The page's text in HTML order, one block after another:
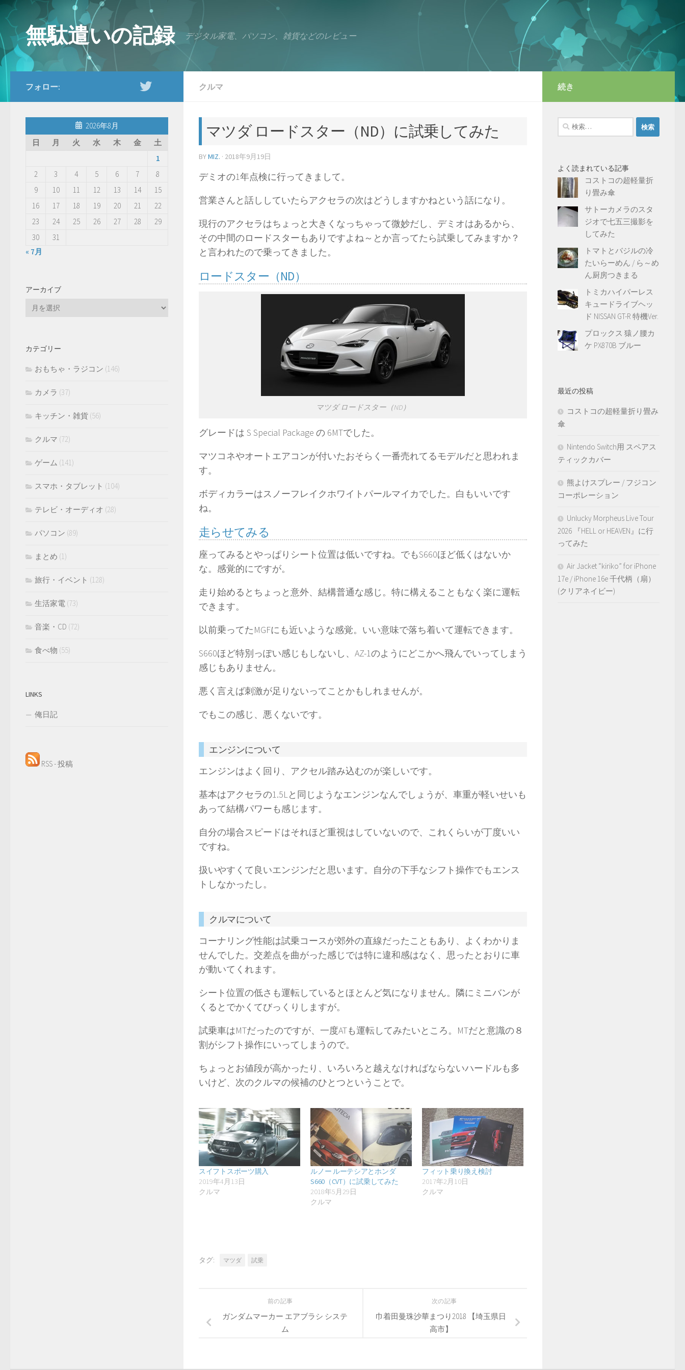
コンテンツへスキップ
無駄遣いの記録 デジタル家電、パソコン、雑貨などのレビュー
クルマ
マツダ ロードスター（ND）に試乗してみた
BYMIZ. · 2018年9月19日
デミオの1年点検に行ってきまして。
営業さんと話ししていたらアクセラの次はどうしますかねという話になり。
現行のアクセラはちょっと大きくなっちゃって微妙だし、デミオはあるから、
その中間のロードスターもありですよね～とか言ってたら試乗してみますか？
と言われたので乗ってきました。
ロードスター（ND）
マツダ ロードスター（ND）
グレードは S Special Package の 6MTでした。
マツコネやオートエアコンが付いたおそらく一番売れてるモデルだと思われま
す。
ボディカラーはスノーフレイクホワイトパールマイカでした。白もいいです
ね。
走らせてみる
座ってみるとやっぱりシート位置は低いですね。でもS660ほど低くはないか
な。感覚的にですが。
走り始めるとちょっと意外、結構普通な感じ。特に構えることもなく楽に運転
できます。
以前乗ってたMGFにも近いような感覚。いい意味で落ち着いて運転できます。
S660ほど特別っぽい感じもしないし、AZ-1のようにどこかへ飛んでいってしまう
感じもありません。
悪く言えば刺激が足りないってことかもしれませんが。
でもこの感じ、悪くないです。
エンジンについて
エンジンはよく回り、アクセル踏み込むのが楽しいです。
基本はアクセラの1.5Lと同じようなエンジンなんでしょうが、車重が軽いせいも
あって結構パワーも感じます。
自分の場合スピードはそれほど重視はしていないので、これくらいが丁度いい
ですね。
扱いやすくて良いエンジンだと思います。自分の下手なシフト操作でもエンス
トしなかったし。
クルマについて
コーナリング性能は試乗コースが郊外の直線だったこともあり、よくわかりま
せんでした。交差点を曲がった感じでは特に違和感はなく、思ったとおりに車
が動いてくれます。
シート位置の低さも運転しているとほとんど気になりません。隣にミニバンが
くるとでかくてびっくりしますが。
試乗車はMTだったのですが、一度ATも運転してみたいところ。MTだと意識の８
割がシフト操作にいってしまうので。
ちょっとお値段が高かったり、いろいろと越えなければならないハードルも多
いけど、次のクルマの候補のひとつということで。
スイフトスポーツ購入
2019年4月13日
クルマ
ルノー ルーテシアとホンダ
S660（CVT）に試乗してみた
2018年5月29日
クルマ
フィット乗り換え検討
2017年2月10日
クルマ
タグ: マツダ 試乗
次の記事
巾着田曼珠沙華まつり2018 【埼玉県日
高市】
前の記事
ガンダムマーカー エアブラシ システ
ム
フォロー:
2026年8月
日
月 火 水 木 金
土
1
2
3 4 5 6 7
8
9
10 11 12 13 14
15
16
17 18 19 20 21
22
23
24 25 26 27 28
29
30
31
« 7月
アーカイブ
ブ
カテゴリー
おもちゃ・ラジコン (146)
カメラ (37)
キッチン・雑貨 (56)
クルマ (72)
ゲーム (141)
スマホ・タブレット (104)
テレビ・オーディオ (28)
パソコン (89)
まとめ (1)
旅行・イベント (128)
生活家電 (73)
音楽・CD (72)
食べ物 (55)
LINKS
俺日記
RSS - 投稿
続き
検
索:
よく読まれている記事
コストコの超軽量折
り畳み傘
サトーカメラのスタ
ジオで七五三撮影を
してみた
トマトとバジルの冷
たいらーめん / ら～め
ん厨房つきまる
トミカハイパーレス
キュードライブヘッ
ド NISSAN GT-R 特機Ver.
プロックス 猿ノ腰カ
ケ PX870B ブルー
最近の投稿
コストコの超軽量折り畳み
傘
Nintendo Switch用 スペアス
ティックカバー
熊よけスプレー / フジコン
コーポレーション
Unlucky Morpheus Live Tour
2026 『HELL or HEAVEN』に行
ってみた
Air Jacket “kiriko” for iPhone
17e / iPhone 16e 千代柄（扇）
(クリアネイビー)